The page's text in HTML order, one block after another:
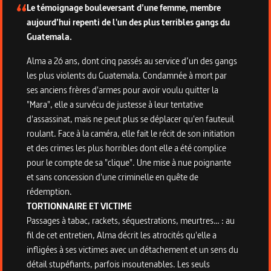
Le témoignage bouleversant d’une femme, membre
aujourd’hui repenti de l'un des plus terribles gangs du
Guatemala.
Alma a 26 ans, dont cinq passés au service d’un des gangs
les plus violents du Guatemala. Condamnée à mort par
ses anciens frères d'armes pour avoir voulu quitter la
"Mara", elle a survécu de justesse à leur tentative
d'assassinat, mais ne peut plus se déplacer qu'en fauteuil
roulant. Face à la caméra, elle fait le récit de son initiation
et des crimes les plus horribles dont elle a été complice
pour le compte de sa "clique". Une mise à nue poignante
et sans concession d'une criminelle en quête de
rédemption.
TORTIONNAIRE ET VICTIME
Passages à tabac, rackets, séquestrations, meurtres… : au
fil de cet entretien, Alma décrit les atrocités qu'elle a
infligées à ses victimes avec un détachement et un sens du
détail stupéfiants, parfois insoutenables. Les seuls